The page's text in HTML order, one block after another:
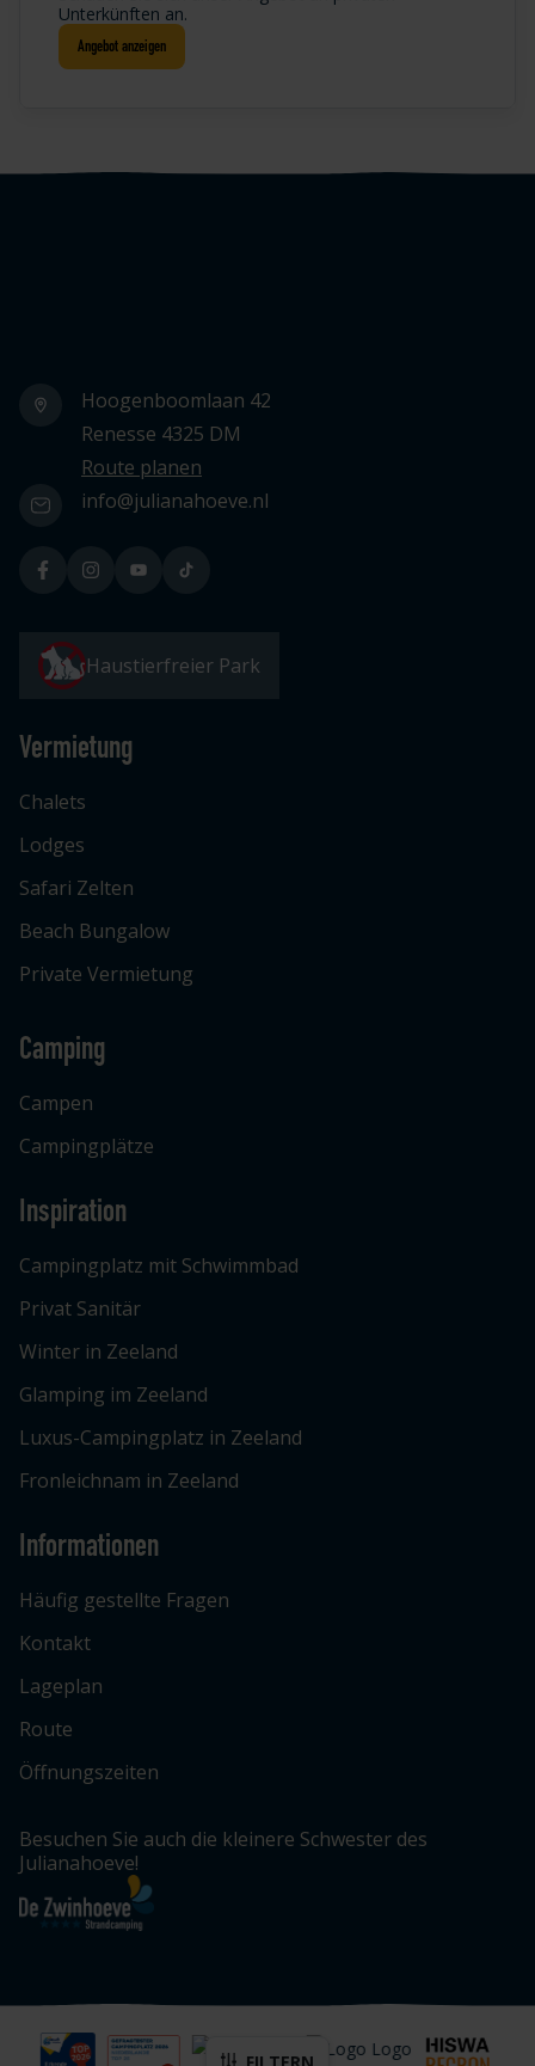
Unterkünften an.
Angebot anzeigen
Hoogenboomlaan 42
Renesse 4325 DM
Route planen
info@julianahoeve.nl
Haustierfreier Park
Vermietung
Chalets
Lodges
Safari Zelten
Beach Bungalow
Private Vermietung
Camping
Campen
Campingplätze
Inspiration
Campingplatz mit Schwimmbad
Privat Sanitär
Winter in Zeeland
Glamping im Zeeland
Luxus-Campingplatz in Zeeland
Fronleichnam in Zeeland
Informationen
Häufig gestellte Fragen
Kontakt
Lageplan
Route
Öffnungszeiten
Besuchen Sie auch die kleinere Schwester des
Julianahoeve!